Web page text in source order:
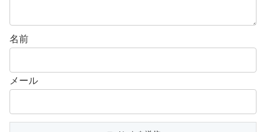
名前
メール